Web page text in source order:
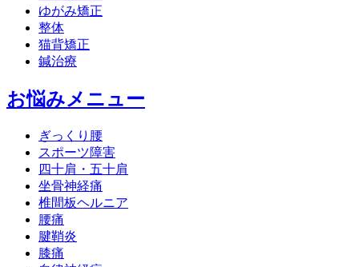
ゆがみ矯正
整体
猫背矯正
鍼治療
お悩みメニュー
ぎっくり腰
スポーツ障害
四十肩・五十肩
坐骨神経痛
椎間板ヘルニア
腰痛
腱鞘炎
膝痛